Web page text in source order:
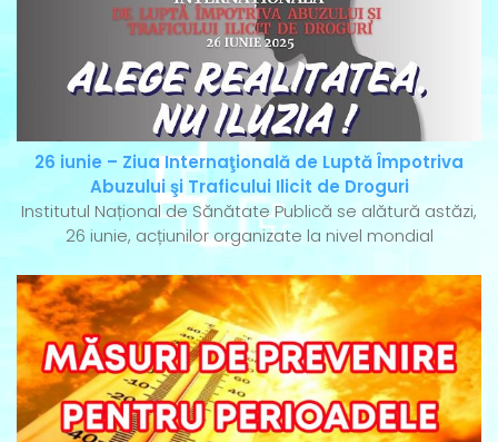
26 iunie – Ziua Internaţională de Luptă Împotriva
Abuzului şi Traficului Ilicit de Droguri
Institutul Național de Sănătate Publică se alătură astăzi,
26 iunie, acțiunilor organizate la nivel mondial